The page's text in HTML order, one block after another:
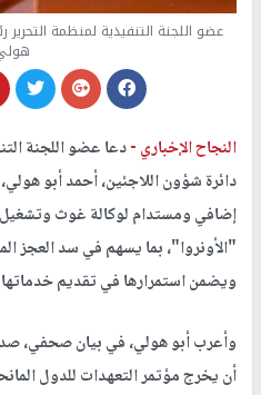
عضو اللجنة التنفيذية لمنظمة
النجاح الإخباري -دعا عضو اللجنة
دائرة شؤون اللاجئين، أحمد أبو
إضافي ومستدام لوكالة غوث وتشغيل
"الأونروا"، بما يسهم في سد العجز
ويضمن استمرارها في تقديم
وأعرب أبو هولي، في بيان صحفي،
أن يخرج مؤتمر التعهدات للدول